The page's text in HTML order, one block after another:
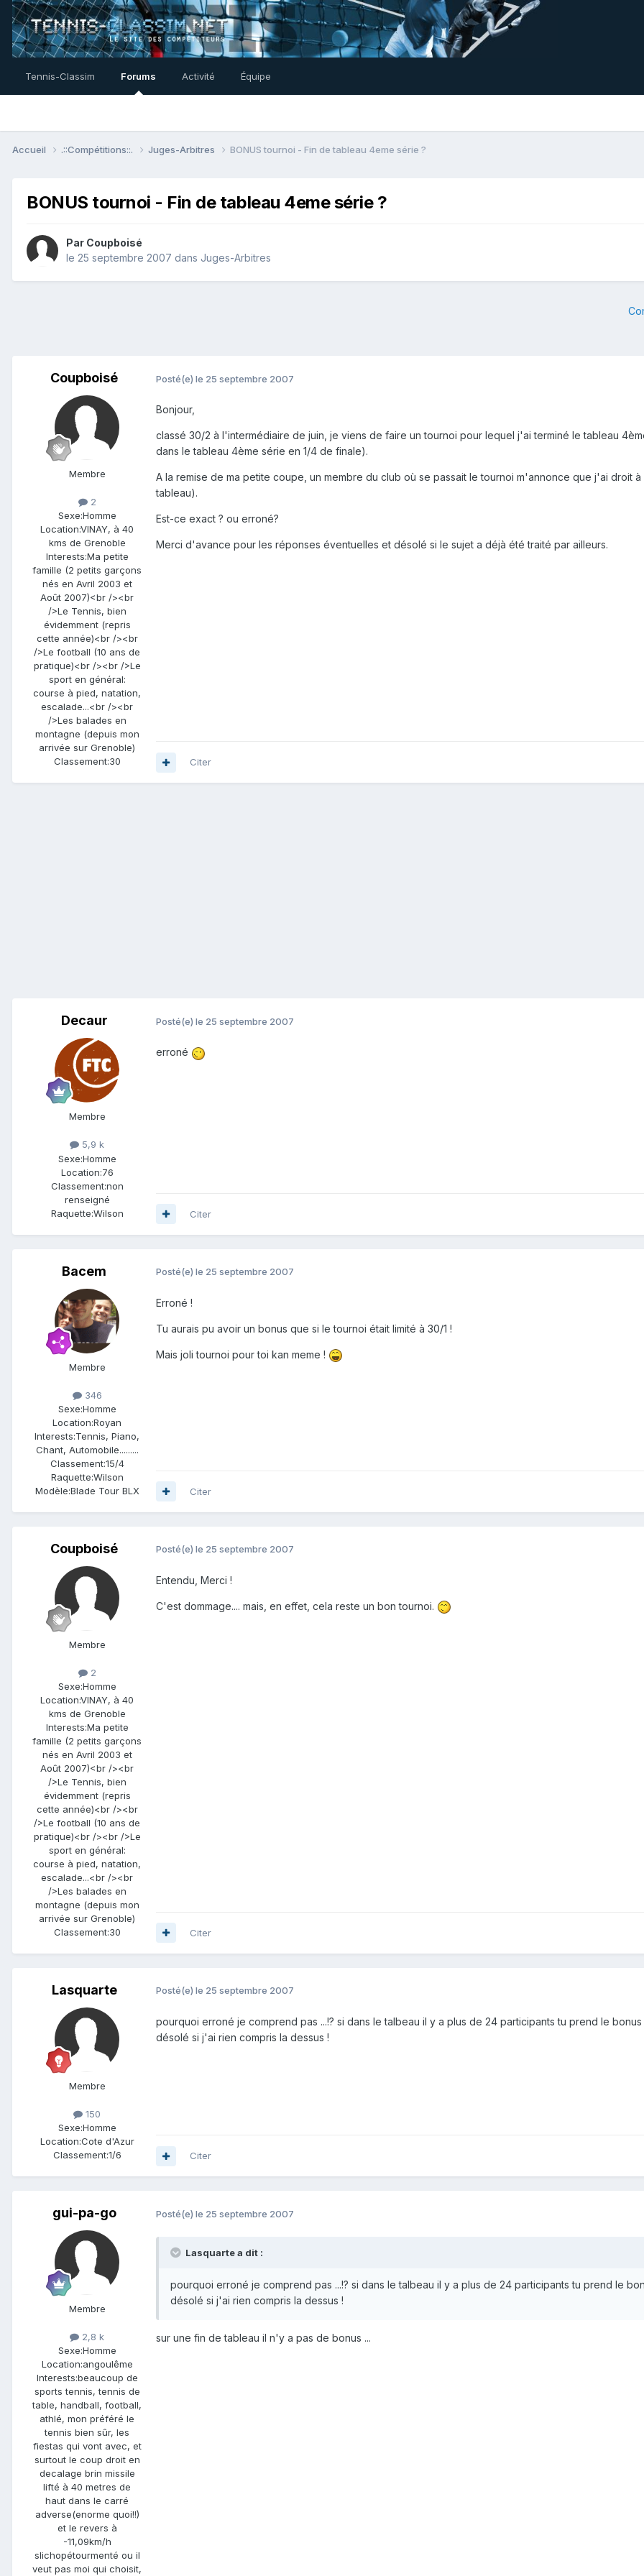
Tennis-Classim Forums Activité Équipe
Accueil .::Compétitions::. Juges-Arbitres BONUS tournoi - Fin de tableau 4eme série ?
BONUS tournoi - Fin de tableau 4eme série ?
Par Coupboisé
le 25 septembre 2007 dans Juges-Arbitres
Coupboisé
Membre
2
Sexe:Homme
Location:VINAY, à 40
kms de Grenoble
Interests:Ma petite
famille (2 petits garçons
nés en Avril 2003 et
Août 2007)<br /><br
/>Le Tennis, bien
évidemment (repris
cette année)<br /><br
/>Le football (10 ans de
pratique)<br /><br />Le
sport en général:
course à pied, natation,
escalade...<br /><br
/>Les balades en
montagne (depuis mon
arrivée sur Grenoble)
Classement:30
Posté(e) le 25 septembre 2007
Bonjour,
classé 30/2 à l'intermédiaire de juin, je viens de faire un tournoi pour lequel j'ai terminé le tableau
dans le tableau 4ème série en 1/4 de finale).
A la remise de ma petite coupe, un membre du club où se passait le tournoi m'annonce que j'ai droit
tableau).
Est-ce exact ? ou erroné?
Merci d'avance pour les réponses éventuelles et désolé si le sujet a déjà été traité par ailleurs.
Citer
Decaur
Membre
5,9 k
Sexe:Homme
Location:76
Classement:non
renseigné
Raquette:Wilson
Posté(e) le 25 septembre 2007
erroné
Citer
Bacem
Membre
346
Sexe:Homme
Location:Royan
Interests:Tennis, Piano,
Chant, Automobile.........
Classement:15/4
Raquette:Wilson
Modèle:Blade Tour BLX
Posté(e) le 25 septembre 2007
Erroné !
Tu aurais pu avoir un bonus que si le tournoi était limité à 30/1 !
Mais joli tournoi pour toi kan meme !
Citer
Coupboisé
Membre
2
Sexe:Homme
Location:VINAY, à 40
kms de Grenoble
Interests:Ma petite
famille (2 petits garçons
nés en Avril 2003 et
Août 2007)<br /><br
/>Le Tennis, bien
évidemment (repris
cette année)<br /><br
/>Le football (10 ans de
pratique)<br /><br />Le
sport en général:
course à pied, natation,
escalade...<br /><br
/>Les balades en
montagne (depuis mon
arrivée sur Grenoble)
Classement:30
Posté(e) le 25 septembre 2007
Entendu, Merci !
C'est dommage.... mais, en effet, cela reste un bon tournoi.
Citer
Lasquarte
Membre
150
Sexe:Homme
Location:Cote d'Azur
Classement:1/6
Posté(e) le 25 septembre 2007
pourquoi erroné je comprend pas ...!? si dans le talbeau il y a plus de 24 participants tu prend le
désolé si j'ai rien compris la dessus !
Citer
gui-pa-go
Membre
2,8 k
Sexe:Homme
Location:angoulême
Interests:beaucoup de
sports tennis, tennis de
table, handball, football,
athlé, mon préféré le
tennis bien sûr, les
fiestas qui vont avec, et
surtout le coup droit en
decalage brin missile
lifté à 40 metres de
haut dans le carré
adverse(enorme quoi!!)
et le revers à
-11,09km/h
slichopétourmenté ou il
veut pas moi qui choisit,
Posté(e) le 25 septembre 2007
Lasquarte a dit :
pourquoi erroné je comprend pas ...!? si dans le talbeau il y a plus de 24 participants tu prend le
désolé si j'ai rien compris la dessus !
sur une fin de tableau il n'y a pas de bonus ...